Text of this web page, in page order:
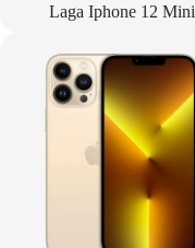
Laga Iphone 12 Mini